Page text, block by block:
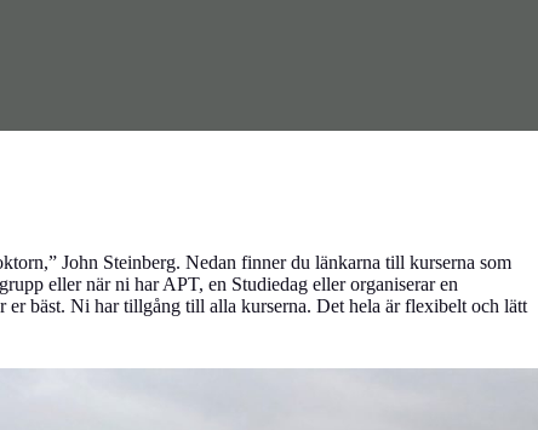
John Steinberg. Nedan finner du länkarna till kurserna som
eller när ni har APT, en Studiedag eller organiserar en
er bäst. Ni har tillgång till alla kurserna. Det hela är flexibelt och lätt